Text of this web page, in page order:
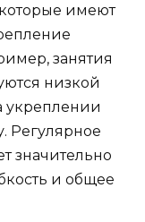
имеют
занятия
низкой
укреплении
Регулярное
значительно
и общее